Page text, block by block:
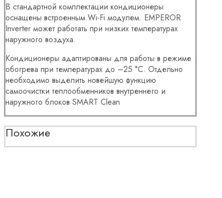
В стандартной комплектации кондиционеры
оснащены встроенным Wi-Fi модулем. EMPEROR
Inverter может работать при низких температурах
наружного воздуха.
Кондиционеры адаптированы для работы в режиме
обогрева при температурах до –25 °С. Отдельно
необходимо выделить новейшую функцию
самоочистки теплообменников внутреннего и
наружного блоков SMART Clean
Похожие